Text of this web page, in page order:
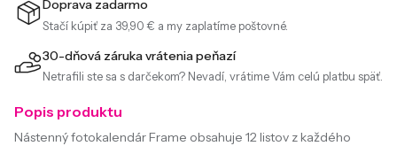
Doprava zadarmo
Stačí kúpiť za 39,90 € a my zaplatíme poštovné.
30-dňová záruka vrátenia peňazí
Netrafili ste sa s darčekom? Nevadí, vrátime Vám celú platbu späť.
Popis produktu
Nástenný fotokalendár Frame obsahuje 12 listov z každého